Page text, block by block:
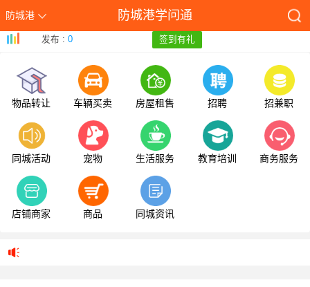
防城港 防城港学问通
发布 :0 签到有礼
物品转让 车辆买卖 房屋租售 招聘 招兼职
同城活动 宠物 生活服务 教育培训 商务服务
店铺商家 商品 同城资讯